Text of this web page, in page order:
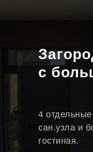
с
4 отдельные
сан.узла и
гостиная.